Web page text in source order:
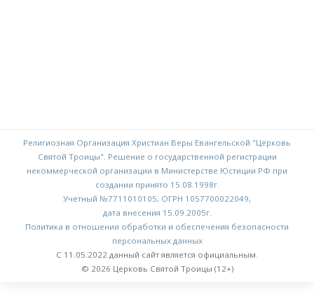
Религиозная Организация Христиан Веры Евангельской "Церковь
Святой Троицы". Решение о государственной регистрации
некоммерческой организации в Министерстве Юстиции РФ при
создании принято 15.08.1998г.
Учетный №7711010105, ОГРН 1057700022049,
дата внесения 15.09.2005г.
Политика в отношении обработки и обеспечения безопасности
персональных данных
С 11.05.2022 данный сайт является официальным.
© 2026 Церковь Святой Троицы (12+)